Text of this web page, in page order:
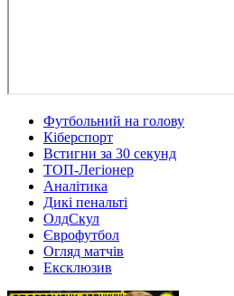
Футбольний на голову
Кіберспорт
Встигни за 30 секунд
ТОП-Легіонер
Аналітика
Дикі пенальті
ОлдСкул
Єврофутбол
Огляд матчів
Ексклюзив